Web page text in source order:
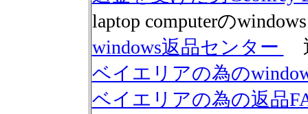
laptop computerの
windows返品センター
ベイエリアの為の
ベイエリアの為の返品